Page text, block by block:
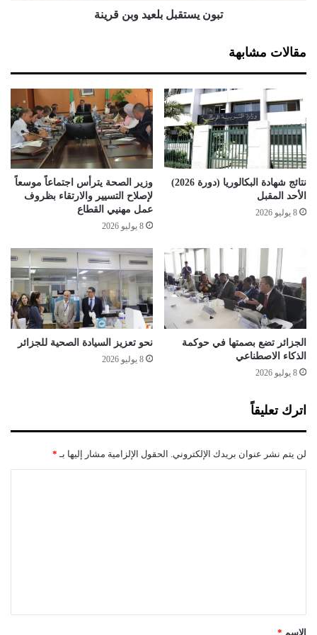
ط
ا
ل
أ
س
ب
ع
ا
ل
ع
ي
و
ب
ن
ق
ر
ي
ن
ة
تبون يستقبل بلعيد وبن قرينة
مقالات مشابهة
نتائج شهادة البكالوريا (دورة 2026)
الأحد المقبل
8 يوليو 2026
وزير الصحة يترأس اجتماعاً موسعاً
لإصلاح التسيير والارتقاء بظروف
عمل مهنيي القطاع
8 يوليو 2026
الجزائر تضع بصمتها في حوكمة
الذكاء الاصطناعي
8 يوليو 2026
نحو تعزيز السيادة الصحية للجزائر
8 يوليو 2026
اترك تعليقاً
لن يتم نشر عنوان بريدك الإلكتروني. الحقول الإلزامية مشار إليها بـ *
*الاسم *